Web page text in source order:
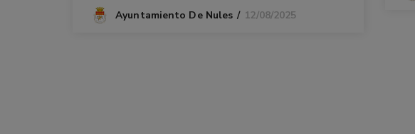
Ayuntamiento De Nules 12/08/2025